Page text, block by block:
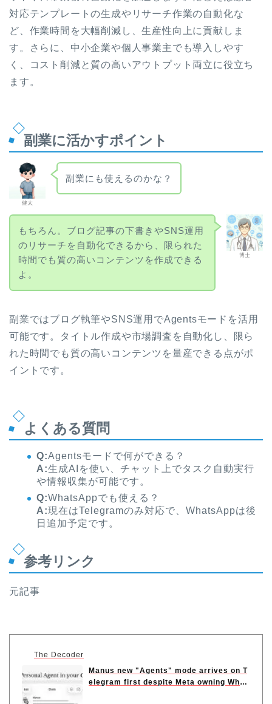
対応テンプレートの生成やリサーチ作業の自動化な
ど、作業時間を大幅削減し、生産性向上に貢献しま
す。さらに、中小企業や個人事業主でも導入しやす
く、コスト削減と質の高いアウトプット両立に役立ち
ます。
副業に活かすポイント
健太
副業にも使えるのかな？
博士
もちろん。ブログ記事の下書きやSNS運用
のリサーチを自動化できるから、限られた
時間でも質の高いコンテンツを作成できる
よ。
副業ではブログ執筆やSNS運用でAgentsモードを活用
可能です。タイトル作成や市場調査を自動化し、限ら
れた時間でも質の高いコンテンツを量産できる点がポ
イントです。
よくある質問
Q:Agentsモードで何ができる？
A:生成AIを使い、チャット上でタスク自動実行
や情報収集が可能です。
Q:WhatsAppでも使える？
A:現在はTelegramのみ対応で、WhatsAppは後
日追加予定です。
参考リンク
元記事
The Decoder
Manus new "Agents" mode arrives on T
elegram first despite Meta owning What